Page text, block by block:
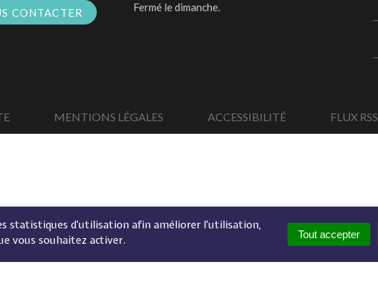
statistiques d'utilisation afin améliorer l'utilisation,
vous souhaitez activer.
Tout accepter
CONTACTER
Fermé le dimanche.
MENTIONS LÉGALES ACCESSIBILITÉ FLUX RSS